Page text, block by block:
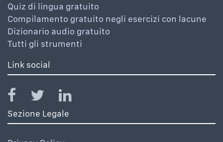
Quiz di lingua gratuito
Compilamento gratuito negli esercizi con lacune
Dizionario audio gratuito
Tutti gli strumenti
Link social
Sezione Legale